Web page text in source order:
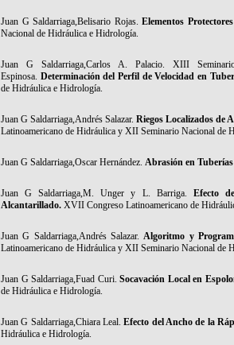
Juan G Saldarriaga,Belisario Rojas.Elementos
Nacional de Hidráulica e Hidrología.
Juan G Saldarriaga,Carlos A. Palacio. XIII
Espinosa. Determinación del Perfil de Velocidad en
de Hidráulica e Hidrología.
Juan G Saldarriaga,Andrés Salazar. Riegos Localizados de
Latinoamericano de Hidráulica y XII Seminario Nacional de
Juan G Saldarriaga,Oscar Hernández. Abrasión en
Juan G Saldarriaga,M. Unger y L. Barriga. Efecto
Alcantarillado. XVII Congreso Latinoamericano de
Juan G Saldarriaga,Andrés Salazar.Algoritmo y
Latinoamericano de Hidráulica y XII Seminario Nacional de
Juan G Saldarriaga,Fuad Curi.Socavación Local en
de Hidráulica e Hidrología.
Juan G Saldarriaga,Chiara Leal.Efecto del Ancho de la
Hidráulica e Hidrología.